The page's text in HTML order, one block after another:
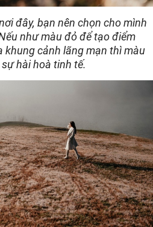
đây, bạn nên chọn cho mình
như màu đỏ để tạo điểm
khung cảnh lãng mạn thì màu
hài hoà tinh tế.